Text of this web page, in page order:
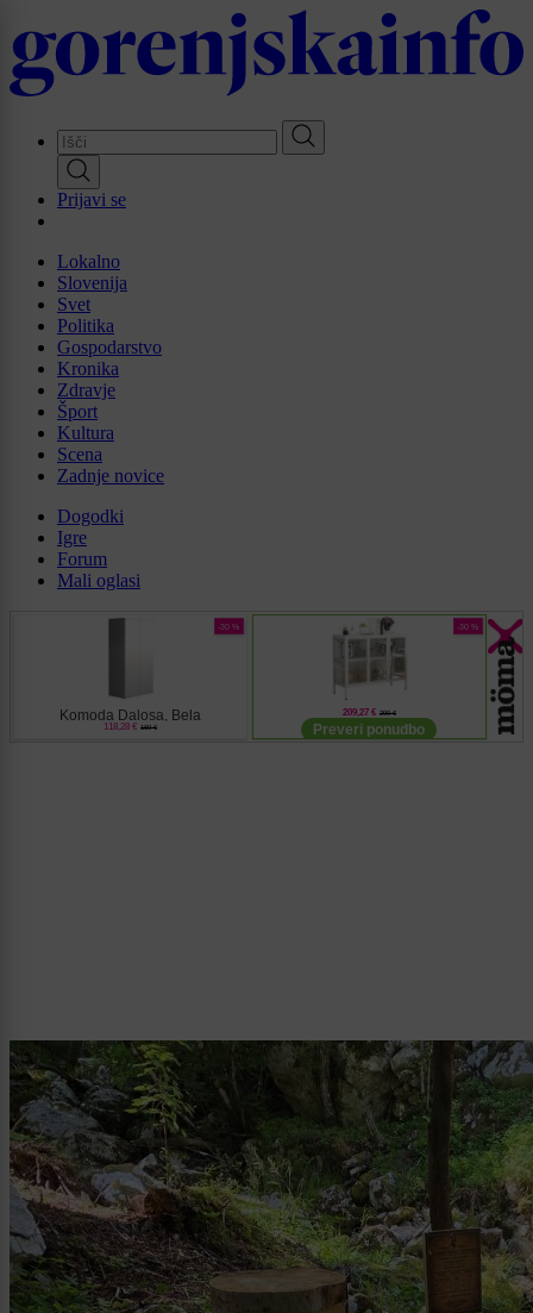
to
main
content
Prijavi se
Lokalno
Slovenija
Svet
Politika
Gospodarstvo
Kronika
Zdravje
Šport
Kultura
Scena
Zadnje novice
Dogodki
Igre
Forum
Mali oglasi